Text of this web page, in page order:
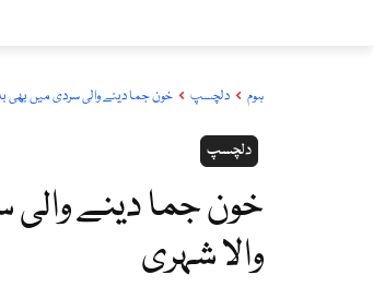
ہوم دلچسپ خون جما دینے والی سردی میں بھی
دلچسپ
خون جما دینے والی
والا شہری